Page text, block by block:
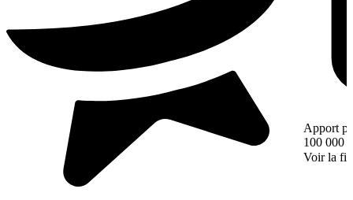
Apport
100 000 €
Voir la